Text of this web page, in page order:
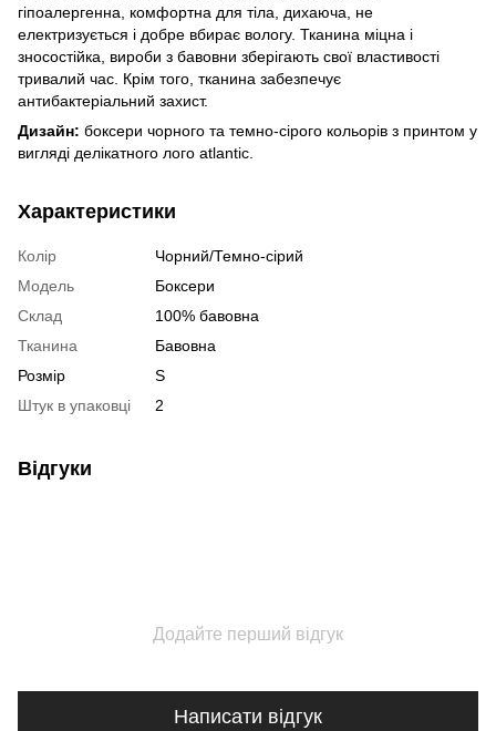
гіпоалергенна, комфортна для тіла, дихаюча, не
електризується і добре вбирає вологу. Тканина міцна і
зносостійка, вироби з бавовни зберігають свої властивості
тривалий час. Крім того, тканина забезпечує
антибактеріальний захист.
Дизайн: боксери чорного та темно-сірого кольорів з принтом у
вигляді делікатного лого atlantic.
Характеристики
Колір
Чорний/Темно-сірий
Модель
Боксери
Склад
100% бавовна
Тканина
Бавовна
Розмір
S
Штук в упаковці
2
Відгуки
Додайте перший відгук
Написати відгук